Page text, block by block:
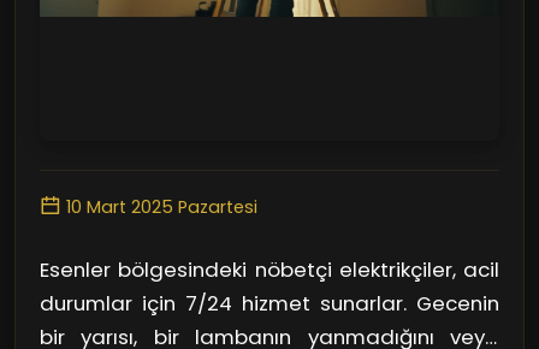
10 Mart 2025 Pazartesi
Esenler bölgesindeki nöbetçi elektrikçiler, acil
durumlar için 7/24 hizmet sunarlar. Gecenin
bir yarısı, bir lambanın yanmadığını veya